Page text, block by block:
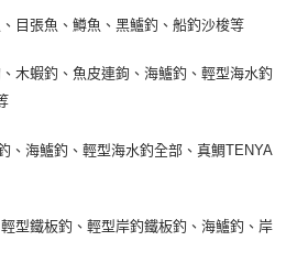
目張魚、鱒魚、黑鱸釣、船釣沙梭等
木蝦釣、魚皮連鉤、海鱸釣、輕型海水釣
、海鱸釣、輕型海水釣全部、真鯛TENYA
型鐵板釣、輕型岸釣鐵板釣、海鱸釣、岸